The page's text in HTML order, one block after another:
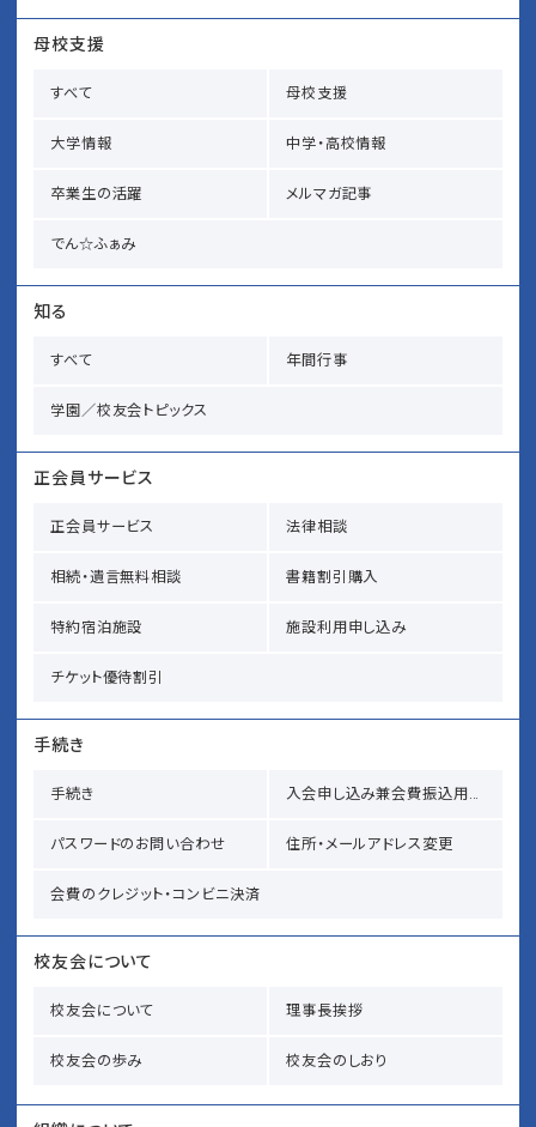
母校支援
すべて 母校支援
大学情報 中学・高校情報
卒業生の活躍 メルマガ記事
でん☆ふぁみ
知る
すべて 年間行事
学園／校友会トピックス
正会員サービス
正会員サービス 法律相談
相続・遺言無料相談 書籍割引購入
特約宿泊施設 施設利用申し込み
チケット優待割引
手続き
手続き 入会申し込み兼会費振込用紙請求
パスワードのお問い合わせ 住所・メールアドレス変更
会費のクレジット・コンビニ決済
校友会について
校友会について 理事長挨拶
校友会の歩み 校友会のしおり